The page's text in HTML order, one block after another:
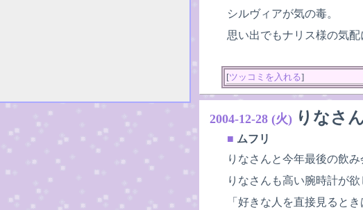
シルヴィアが気の毒。
思い出でもナリス様の気
[ツッコミを入れる]
2004-12-28 (火) りなさ
■ ムフリ
りなさんと今年最後の飲
りなさんも高い腕時計が欲
「好きな人を直接見ると